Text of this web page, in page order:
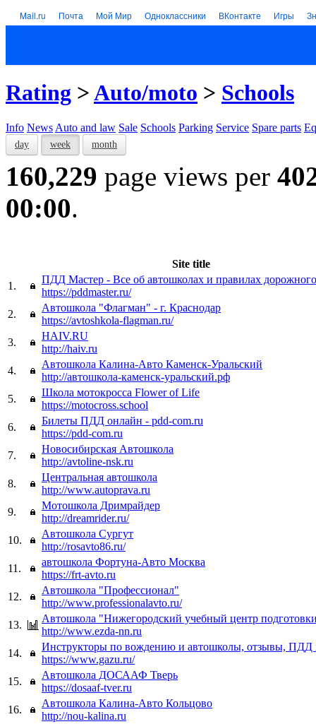
Mail.ru Почта Мой Мир Одноклассники ВКонтакте Игры
Rating >Auto/moto > Schools
Info News Auto and law Sale Schools Parking Service Spare parts
day week month
160,229 page views per
00:00.
Site title
1.
ПДД Мастер - Все об автошколах и правилах
https://pddmaster.ru/
2.
Автошкола "Флагман" - г. Краснодар
https://avtoshkola-flagman.ru/
3.
HAIV.RU
http://haiv.ru
4.
Автошкола Калина-Авто Каменск-Уральский
http://автошкола-каменск-уральский.рф
5.
Школа мотокросса Flower of Life
https://motocross.school
6.
Билеты ПДД онлайн - pdd-com.ru
https://pdd-com.ru
7.
Новосибирская Автошкола
http://avtoline-nsk.ru
8.
Центральная автошкола
http://www.autoprava.ru
9.
Мотошкола Дримрайдер
http://dreamrider.ru/
10.
Автошкола Сургут
http://rosavto86.ru/
11.
автошкола Фортуна-Авто Москва
https://frt-avto.ru
12.
Автошкола "Профессионал"
http://www.professionalavto.ru/
13.
Автошкола "Нижегородский учебный центр
http://www.ezda-nn.ru
14.
Инструкторы по вождению и автошколы, отзывы, ПДД
https://www.gazu.ru/
15.
Автошкола ДОСААФ Тверь
https://dosaaf-tver.ru
16.
Автошкола Калина-Авто Кольцово
http://nou-kalina.ru